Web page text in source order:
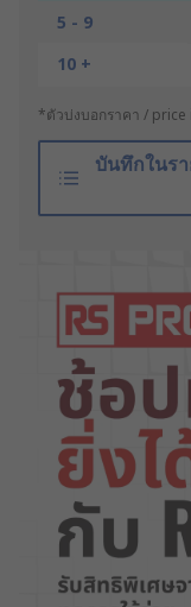
5 - 9
10 +
*ตัวบ่งบอกราคา / price
บันทึกในร